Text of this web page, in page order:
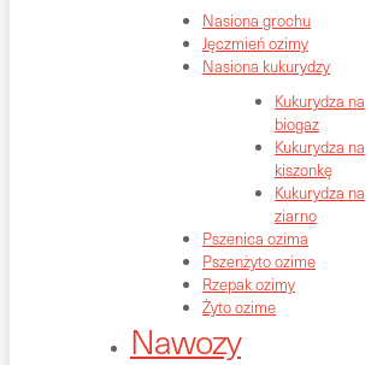
Nasiona grochu
Jęczmień ozimy
Nasiona kukurydzy
Kukurydza na
biogaz
Kukurydza na
kiszonkę
Kukurydza na
ziarno
Pszenica ozima
Pszenżyto ozime
Rzepak ozimy
Żyto ozime
Nawozy